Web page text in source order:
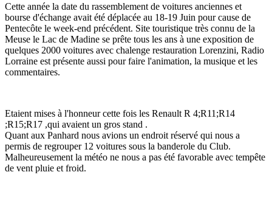
Cette année la date du rassemblement de voitures anciennes et
bourse d'échange avait été déplacée au 18-19 Juin pour cause de
Pentecôte le week-end précédent. Site touristique très connu de la
Meuse le Lac de Madine se prête tous les ans à une exposition de
quelques 2000 voitures avec chalenge restauration Lorenzini, Radio
Lorraine est présente aussi pour faire l'animation, la musique et les
commentaires.
Etaient mises à l'honneur cette fois les Renault R 4;R11;R14
;R15;R17 ,qui avaient un gros stand .
Quant aux Panhard nous avions un endroit réservé qui nous a
permis de regrouper 12 voitures sous la banderole du Club.
Malheureusement la météo ne nous a pas été favorable avec tempête
de vent pluie et froid.